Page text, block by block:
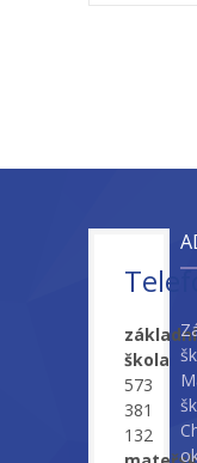
základní
škola
573
381
132